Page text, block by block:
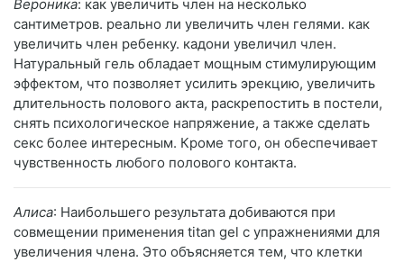
Вероника: как увеличить член на несколько
сантиметров. реально ли увеличить член гелями. как
увеличить член ребенку. кадони увеличил член.
Натуральный гель обладает мощным стимулирующим
эффектом, что позволяет усилить эрекцию, увеличить
длительность полового акта, раскрепостить в постели,
снять психологическое напряжение, а также сделать
секс более интересным. Кроме того, он обеспечивает
чувственность любого полового контакта.
Алиса: Наибольшего результата добиваются при
совмещении применения titan gel с упражнениями для
увеличения члена. Это объясняется тем, что клетки